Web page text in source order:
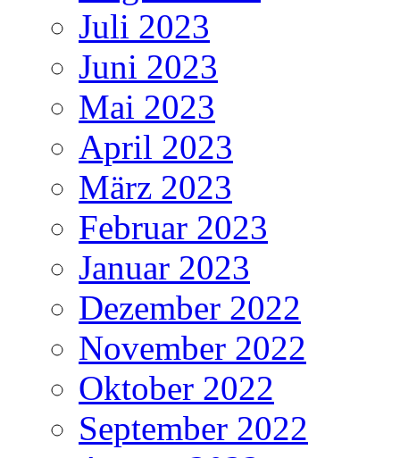
Juli 2023
Juni 2023
Mai 2023
April 2023
März 2023
Februar 2023
Januar 2023
Dezember 2022
November 2022
Oktober 2022
September 2022